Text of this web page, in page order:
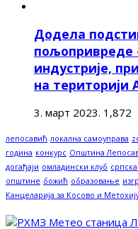
Додела
пољопривреде
индустрије,
на територији
3. март 2023. 1,872
лепосавић локална самоуправа
година конкурс Општина
догађаји омладински клуб
општине божић образовање
Канцеларија за Косово и